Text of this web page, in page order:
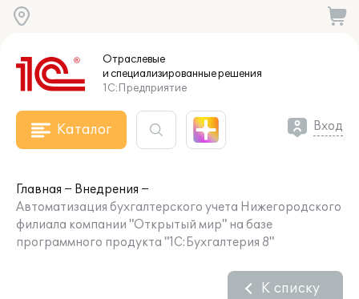
Отраслевые
и специализированныерешения
1С:Предприятие
Каталог Вход
Главная
Внедрения
Автоматизация бухгалтерского учета Нижегородского
филиала компании "Открытый мир" на базе
программного продукта "1С:Бухгалтерия 8"
К списку